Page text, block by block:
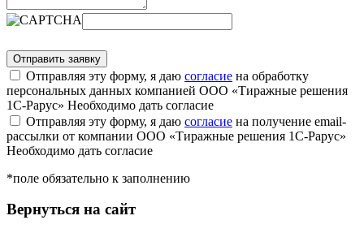
Отправляя эту форму, я даю согласие на обработку
персональных данных компанией ООО «Тиражные решения
1С-Рарус» Необходимо дать согласие
Отправляя эту форму, я даю согласие на получение email-
рассылки от компании ООО «Тиражные решения 1С-Рарус»
Необходимо дать согласие
*поле обязательно к заполнению
Вернуться на сайт